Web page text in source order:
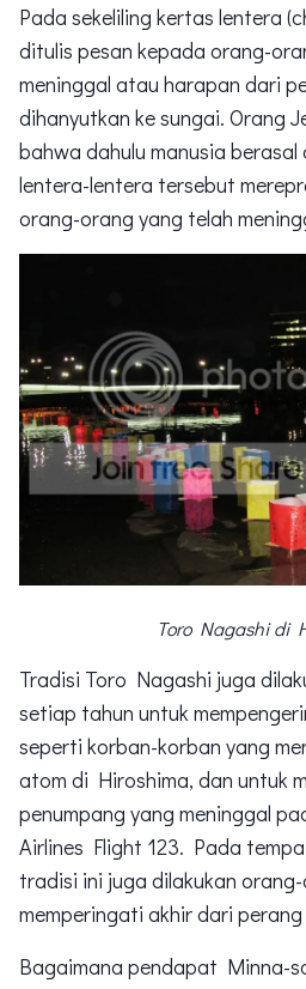
Pada sekeliling kertas lentera
ditulis pesan kepada orang-
meninggal atau harapan dari
dihanyutkan ke sungai. Orang
bahwa dahulu manusia berasal
lentera-lentera tersebut
orang-orang yang telah
Toro Nagashi di
Tradisi Toro Nagashi juga
setiap tahun untuk
seperti korban-korban yang
atom di Hiroshima, dan untuk
penumpang yang meninggal
Airlines Flight 123. Pada
tradisi ini juga dilakukan
memperingati akhir dari
Bagaimana pendapat Minna-